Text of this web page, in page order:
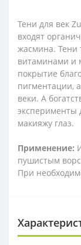
Тени для век
входят
жасмина.
витаминами и
покрытие
пигментации,
веки. А
эксперименты
макияжу глаз.
Применение:
пушистым
При